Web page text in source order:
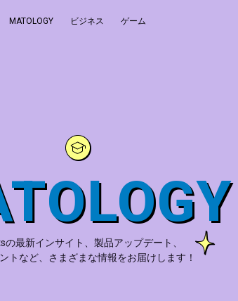
MATOLOGY ビジネス ゲーム
の最新インサイト、製品アップデート、
トなど、さまざまな情報をお届けします！